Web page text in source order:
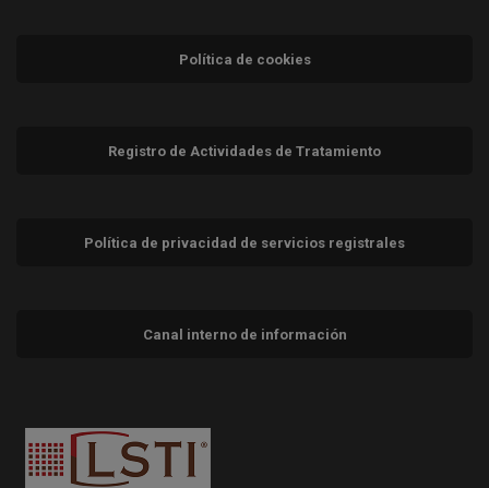
Política de cookies
Registro de Actividades de Tratamiento
Política de privacidad de servicios registrales
Canal interno de información